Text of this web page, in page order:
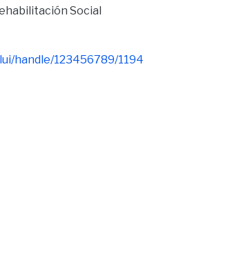
Social
handle/123456789/1194